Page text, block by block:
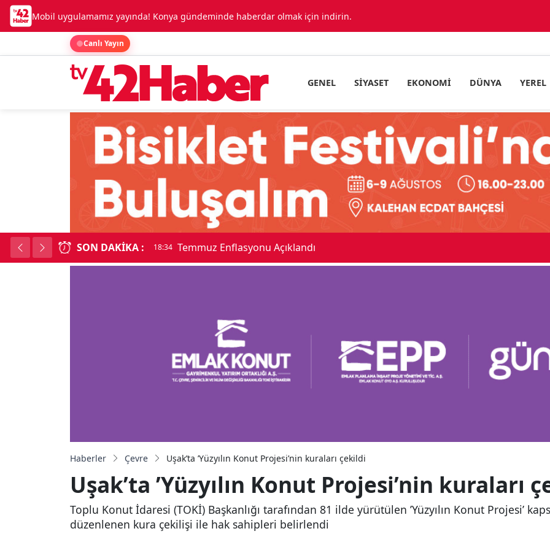
Mobil uygulamamız yayında! Konya gündeminde haberdar olmak için indirin.
Canlı Yayın
GENEL SIYASET EKONOMI DÜNYA YEREL
SON DAKIKA : 18:34 Temmuz Enflasyonu Açıklandı
Haberler Çevre Uşak’ta ’Yüzyılın Konut Projesi’nin kuraları çekildi
Uşak’ta ’Yüzyılın Konut Projesi’nin kuraları
Toplu Konut İdaresi (TOKİ) Başkanlığı tarafından 81 ilde yürütülen ’Yüzyılın Konut Projesi’
düzenlenen kura çekilişi ile hak sahipleri belirlendi